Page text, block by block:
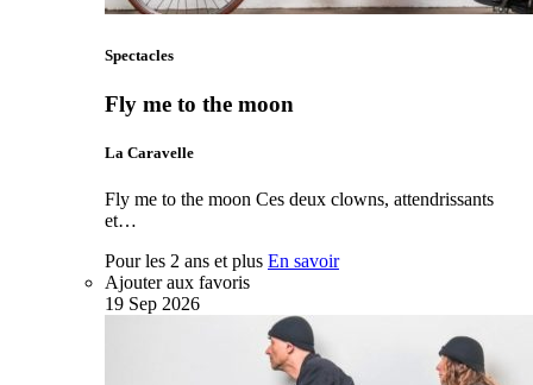
Spectacles
Fly me to the moon
La Caravelle
Fly me to the moon Ces deux clowns, attendrissants
et…
Pour les 2 ans et plus En savoir
Ajouter aux favoris
19 Sep 2026